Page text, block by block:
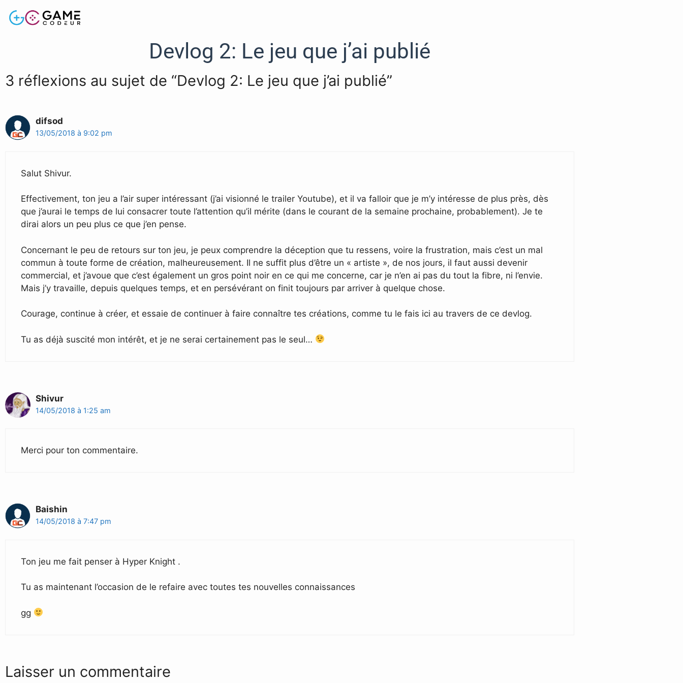
Devlog 2: Le jeu que j’ai publié
3 réflexions au sujet de “Devlog 2: Le jeu que j’ai publié”
difsod
13/05/2018 à 9:02 pm
Salut Shivur.
Effectivement, ton jeu a l’air super intéressant (j’ai visionné le trailer Youtube), et il va falloir que je m’y intéresse de plus près, dès
que j’aurai le temps de lui consacrer toute l’attention qu’il mérite (dans le courant de la semaine prochaine, probablement). Je te
dirai alors un peu plus ce que j’en pense.
Concernant le peu de retours sur ton jeu, je peux comprendre la déception que tu ressens, voire la frustration, mais c’est un mal
commun à toute forme de création, malheureusement. Il ne suffit plus d’être un « artiste », de nos jours, il faut aussi devenir
commercial, et j’avoue que c’est également un gros point noir en ce qui me concerne, car je n’en ai pas du tout la fibre, ni l’envie.
Mais j’y travaille, depuis quelques temps, et en persévérant on finit toujours par arriver à quelque chose.
Courage, continue à créer, et essaie de continuer à faire connaître tes créations, comme tu le fais ici au travers de ce devlog.
Tu as déjà suscité mon intérêt, et je ne serai certainement pas le seul…
Shivur
14/05/2018 à 1:25 am
Merci pour ton commentaire.
Baishin
14/05/2018 à 7:47 pm
Ton jeu me fait penser à Hyper Knight .
Tu as maintenant l’occasion de le refaire avec toutes tes nouvelles connaissances
gg
Laisser un commentaire